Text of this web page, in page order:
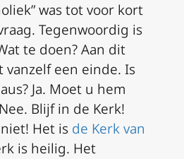
was tot voor kort
Tegenwoordig is
te doen? Aan dit
een einde. Is
Ja. Moet u hem
Blijf in de Kerk!
Het is de Kerk van
is heilig. Het